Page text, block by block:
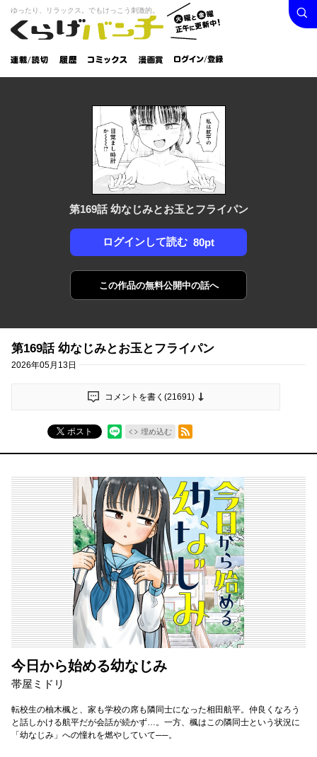
くらげバンチ
火曜と
金曜正
午に更
新中！
ゆったり、リラックス。でもけっこう刺激的。
連載/読
切
履
歴
コミック
漫画
賞
ログイン /
登録
検索
第169話 幼なじみとお玉とフライパン
ログインして読む 80pt
この作品の無料公開中の話へ
第169話 幼なじみとお玉とフライパン
2026年05月13日
コメントを書く(21691)
ポスト 埋め込む
RSSフィード
今日から始める幼なじみ
帯屋ミドリ
転校生の柚木楓と、家も学校の席も隣同士になった相田航平。仲良くなろう
と話しかける航平だが会話が続かず…。一方、楓はこの隣同士という状況に
「幼なじみ」への憧れを燃やしていて──。